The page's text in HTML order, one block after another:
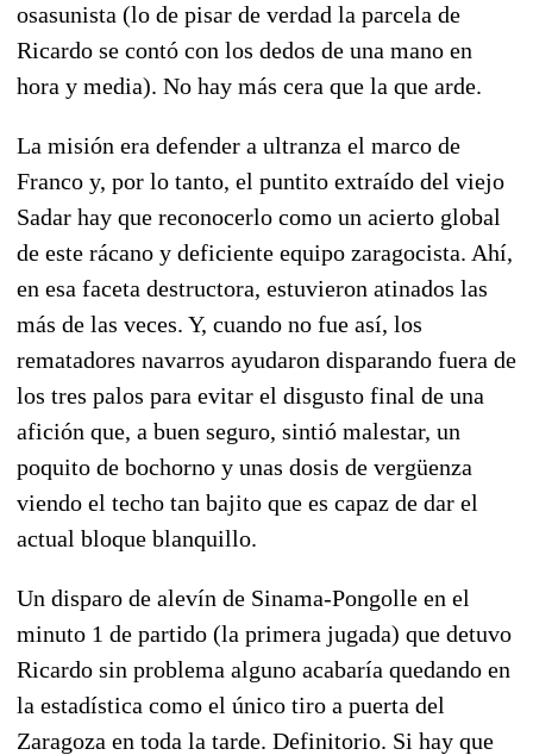
osasunista (lo de pisar de verdad la parcela de
Ricardo se contó con los dedos de una mano en
hora y media). No hay más cera que la que arde.
La misión era defender a ultranza el marco de
Franco y, por lo tanto, el puntito extraído del viejo
Sadar hay que reconocerlo como un acierto global
de este rácano y deficiente equipo zaragocista. Ahí,
en esa faceta destructora, estuvieron atinados las
más de las veces. Y, cuando no fue así, los
rematadores navarros ayudaron disparando fuera de
los tres palos para evitar el disgusto final de una
afición que, a buen seguro, sintió malestar, un
poquito de bochorno y unas dosis de vergüenza
viendo el techo tan bajito que es capaz de dar el
actual bloque blanquillo.
Un disparo de alevín de Sinama-Pongolle en el
minuto 1 de partido (la primera jugada) que detuvo
Ricardo sin problema alguno acabaría quedando en
la estadística como el único tiro a puerta del
Zaragoza en toda la tarde. Definitorio. Si hay que